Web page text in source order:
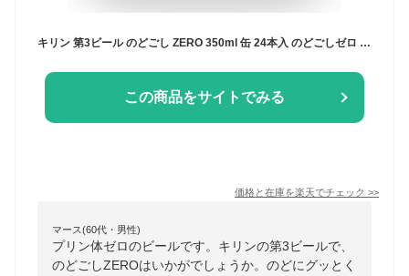
キリン 第3ビール のどごし ZERO 350ml 缶 24本入 のどごしゼロ 新ジャンル 缶ビール 糖質 プリン体 ゼロ 【2ケースまで同梱可】
この商品をサイトでみる
価格と在庫を楽天でチェック >>
マース(60代・男性)
プリン体ゼロのビールです。キリンの第3ビールで、
のどごしZEROはいかがでしょうか。のどにグッとく